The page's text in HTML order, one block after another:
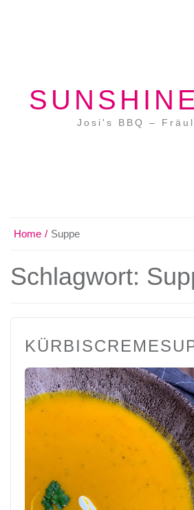
Josi's BBQ –
Home Suppe
Schlagwort: